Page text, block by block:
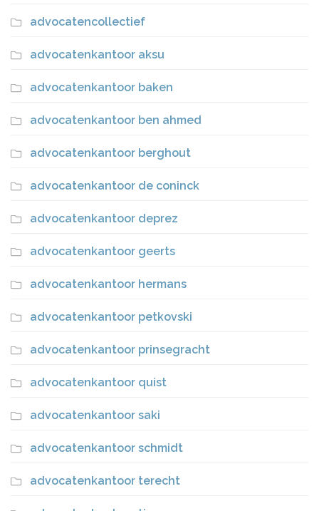
advocatencollectief
advocatenkantoor aksu
advocatenkantoor baken
advocatenkantoor ben ahmed
advocatenkantoor berghout
advocatenkantoor de coninck
advocatenkantoor deprez
advocatenkantoor geerts
advocatenkantoor hermans
advocatenkantoor petkovski
advocatenkantoor prinsegracht
advocatenkantoor quist
advocatenkantoor saki
advocatenkantoor schmidt
advocatenkantoor terecht